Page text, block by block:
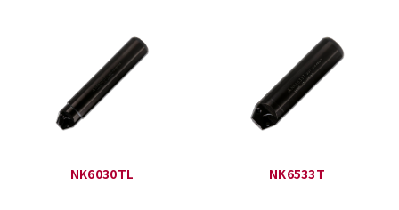
NK6030TL NK6533T